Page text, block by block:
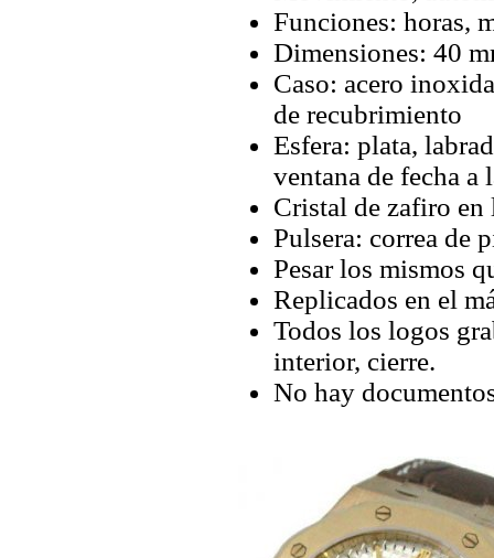
Funciones: horas,
Dimensiones: 40
Caso: acero
de recubrimiento
Esfera: plata,
ventana de fecha a
Cristal de zafiro en
Pulsera: correa de
Pesar los mismos
Replicados en el
Todos los logos
interior, cierre.
No hay